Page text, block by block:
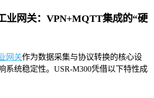
业网关：VPN+MQTT集成的“硬
网关作为数据采集与协议转换的核心设
系统稳定性。USR-M300凭借以下特性成